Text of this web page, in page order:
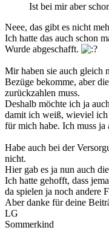
Ist bei mir aber
Neee, das gibt es nicht
Ich hatte das auch schon
Wurde abgeschafft.
Mir haben sie auch gleich
Bezüge bekomme, aber
zurückzahlen muss.
Deshalb möchte ich ja
damit ich weiß, wieviel
für mich habe. Ich muss ja
Habe auch bei der
nicht.
Hier gab es ja nun auch
Ich hatte gehofft, dass
da spielen ja noch andere
Aber danke für deine
LG
Sommerkind